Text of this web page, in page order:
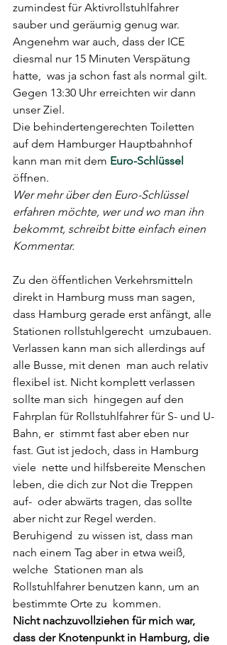
zumindest für Aktivrollstuhlfahrer
sauber und geräumig genug war.
Angenehm war auch, dass der ICE
diesmal nur 15 Minuten Verspätung
hatte,  was ja schon fast als normal gilt.
Gegen 13:30 Uhr erreichten wir dann
unser Ziel.
Die behindertengerechten Toiletten
auf dem Hamburger Hauptbahnhof
kann man mit dem Euro-Schlüssel
öffnen.
Wer mehr über den Euro-Schlüssel
erfahren möchte, wer und wo man ihn
bekommt, schreibt bitte einfach einen
Kommentar.
Zu den öffentlichen Verkehrsmitteln
direkt in Hamburg muss man sagen,
dass Hamburg gerade erst anfängt, alle
Stationen rollstuhlgerecht  umzubauen.
Verlassen kann man sich allerdings auf
alle Busse, mit denen  man auch relativ
flexibel ist. Nicht komplett verlassen
sollte man sich  hingegen auf den
Fahrplan für Rollstuhlfahrer für S- und U-
Bahn, er  stimmt fast aber eben nur
fast. Gut ist jedoch, dass in Hamburg
viele  nette und hilfsbereite Menschen
leben, die dich zur Not die Treppen
auf-  oder abwärts tragen, das sollte
aber nicht zur Regel werden.
Beruhigend  zu wissen ist, dass man
nach einem Tag aber in etwa weiß,
welche  Stationen man als
Rollstuhlfahrer benutzen kann, um an
bestimmte Orte zu  kommen.
Nicht nachzuvollziehen für mich war,
dass der Knotenpunkt in Hamburg, die